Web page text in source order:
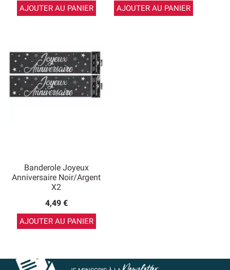
AJOUTER AU PANIER AJOUTER AU PANIER
Banderole Joyeux
Anniversaire Noir/argent
X2
4,49 €
AJOUTER AU PANIER